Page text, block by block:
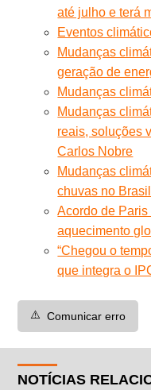
até julho e terá
Eventos
Mudanças
geração de
Mudanças
Mudanças
reais, soluções
Carlos Nobre
Mudanças
chuvas no
Acordo de
aquecimento
“Chegou o
que integra o
⚠️ Comunicar erro
NOTÍCIAS